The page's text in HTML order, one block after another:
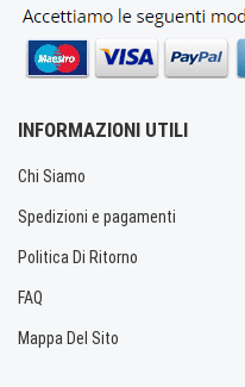
INFORMAZIONI UTILI
Chi Siamo
Spedizioni e pagamenti
Politica Di Ritorno
FAQ
Mappa Del Sito